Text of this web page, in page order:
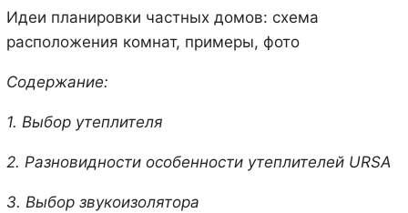
Идеи планировки частных домов: схема
расположения комнат, примеры, фото
Содержание:
1. Выбор утеплителя
2. Разновидности особенности утеплителей URSA
3. Выбор звукоизолятора